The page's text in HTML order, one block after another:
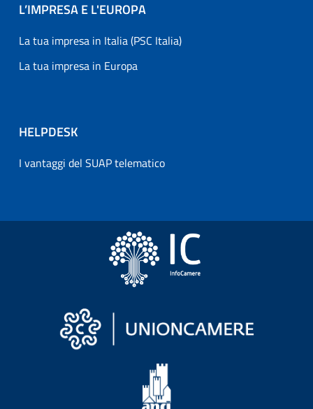
L’IMPRESA E L'EUROPA
La tua impresa in Italia (PSC Italia)
La tua impresa in Europa
HELPDESK
I vantaggi del SUAP telematico